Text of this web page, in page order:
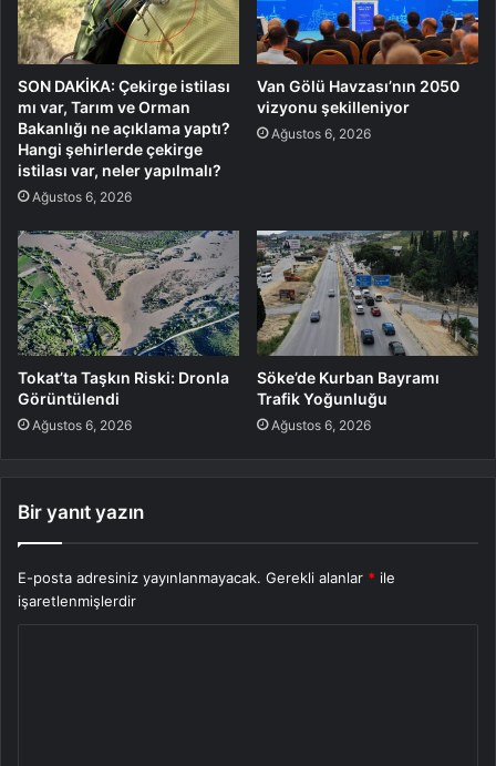
SON DAKİKA: Çekirge istilası
mı var, Tarım ve Orman
Bakanlığı ne açıklama yaptı?
Hangi şehirlerde çekirge
istilası var, neler yapılmalı?
Ağustos 6, 2026
Van Gölü Havzası’nın 2050
vizyonu şekilleniyor
Ağustos 6, 2026
Tokat’ta Taşkın Riski: Dronla
Görüntülendi
Ağustos 6, 2026
Söke’de Kurban Bayramı
Trafik Yoğunluğu
Ağustos 6, 2026
Bir yanıt yazın
E-posta adresiniz yayınlanmayacak. Gerekli alanlar * ile
işaretlenmişlerdir